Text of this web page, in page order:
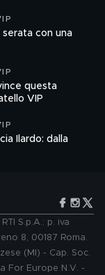
serata con una
questa
VIP
Ilardo: dalla
S.p.A.: p. iva
8, 00187 Roma.
(MI) - Cap. Soc.
For Europe N.V. -